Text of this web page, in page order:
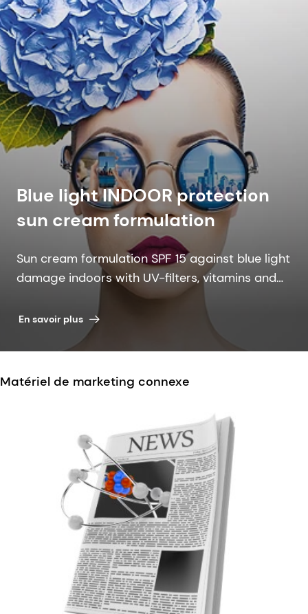
Blue light INDOOR protection
sun cream formulation
Sun cream formulation SPF 15 against blue light
damage indoors with UV-filters, vitamins and
marine bio-active.
En savoir plus
Matériel de marketing connexe